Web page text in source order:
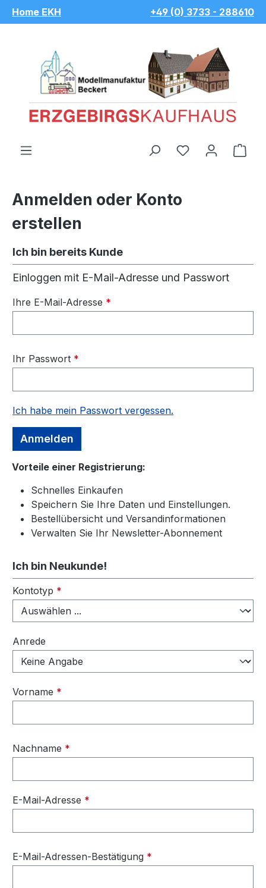
Zum Hauptinhalt springen
Home EKH +49 (0) 3733 - 288610
Du hast 0
Anmelden oder Konto
erstellen
Ich bin bereits Kunde
Einloggen mit E-Mail-Adresse und Passwort
Ihre E-Mail-Adresse *
Ihr Passwort *
Ich habe mein Passwort vergessen.
Anmelden
Vorteile einer Registrierung:
Schnelles Einkaufen
Speichern Sie Ihre Daten und Einstellungen.
Bestellübersicht und Versandinformationen
Verwalten Sie Ihr Newsletter-Abonnement
Ich bin Neukunde!
Persönliche Informationen
Kontotyp *
Anrede
Vorname *
Nachname *
E-Mail-Adresse *
E-Mail-Adressen-Bestätigung *